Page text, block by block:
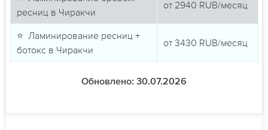
ресниц в Чиракчи
от 2940 RUB/месяц
⭐ Ламинирование ресниц +
ботокс в Чиракчи
от 3430 RUB/месяц
Обновлено: 30.07.2026